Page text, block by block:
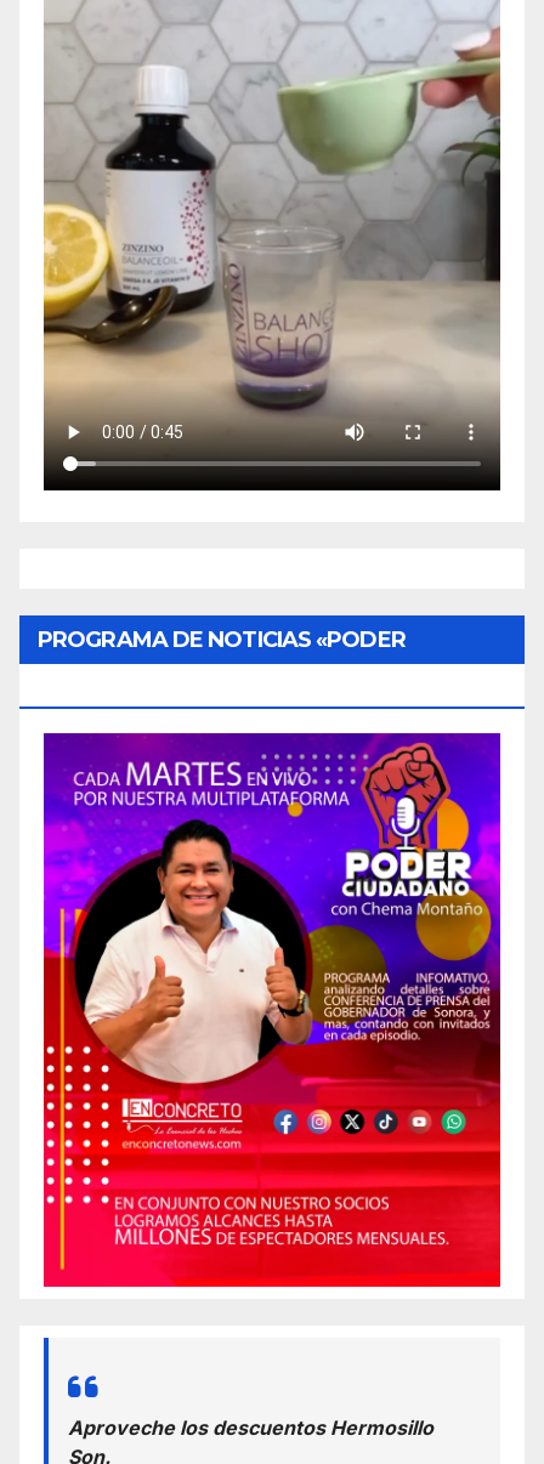
PROGRAMA DE NOTICIAS «PODER
Aproveche los descuentos Hermosillo
Son.